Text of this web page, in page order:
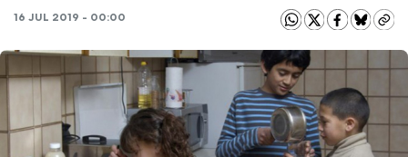
16 JUL 2019 - 00:00